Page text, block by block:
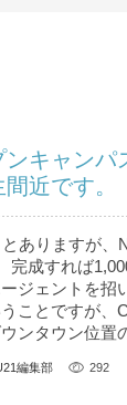
キャン
近です。
ありますが
成すれば
ジェントを招
ことですが、
ンタウン位置
編集部 292